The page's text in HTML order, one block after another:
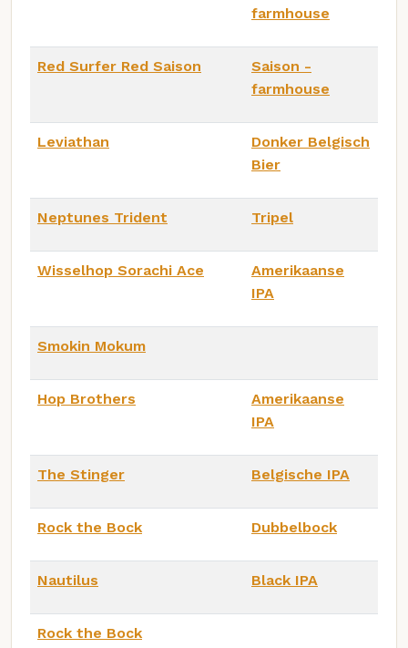
farmhouse
Red Surfer Red Saison
Saison -
farmhouse
Leviathan
Donker Belgisch
Bier
Neptunes Trident Tripel
Wisselhop Sorachi Ace
Amerikaanse
IPA
Smokin Mokum
Hop Brothers
Amerikaanse
IPA
The Stinger Belgische IPA
Rock the Bock Dubbelbock
Nautilus Black IPA
Rock the Bock